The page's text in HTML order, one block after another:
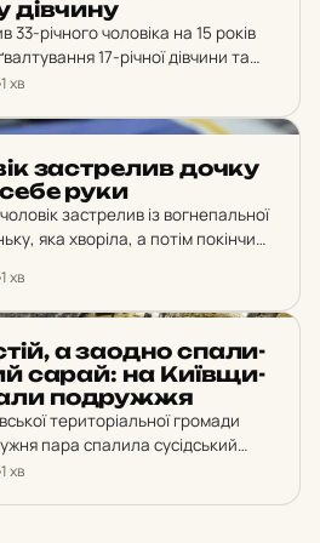
дів­чи­ну
33-річного чоловіка на 15 років
17-річної дівчини та
відбулися у серпні 2024
1 хв
зас­тре­лив дочку
руки
застрелив із вогнепальної
яка хворіла, а потім покінчив
1 хв
а заодно спа­ли­
сарай: на Ки­їв­щи­
под­руж­жя
територіальної громади
пара спалила сусідський
сухе гілля на дачі. Через
1 хв